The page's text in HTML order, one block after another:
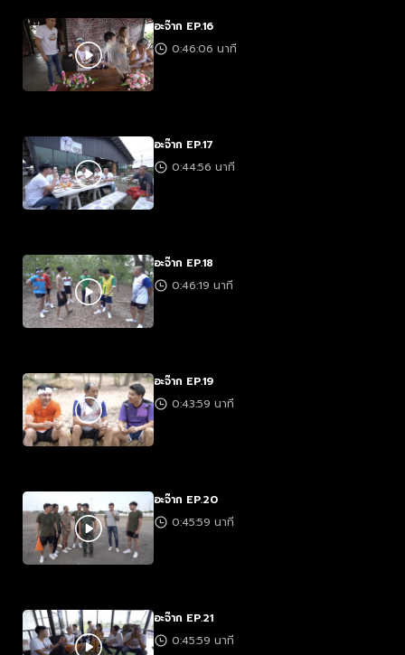
อะจ๊าก EP.16
0:46:06 นาที
อะจ๊าก EP.17
0:44:56 นาที
อะจ๊าก EP.18
0:46:19 นาที
อะจ๊าก EP.19
0:43:59 นาที
อะจ๊าก EP.20
0:45:59 นาที
อะจ๊าก EP.21
0:45:59 นาที